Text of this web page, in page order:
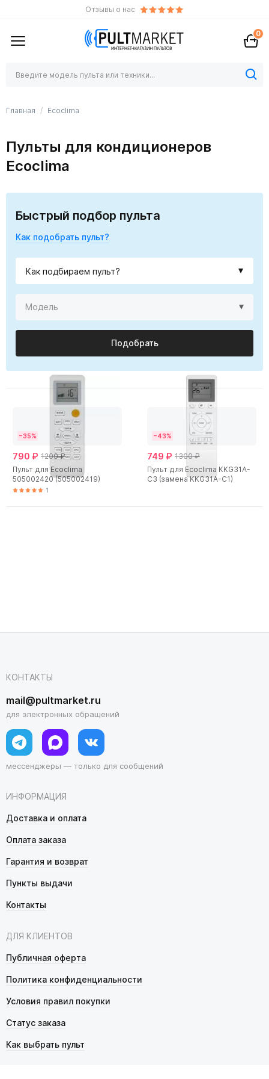
Отзывы о нас
0
Главная Ecoclima
Пульты для кондиционеров
Ecoclima
Быстрый подбор пульта
Как подобрать пульт?
Подобрать
−35%
790 ₽ 1200 ₽
Пульт для Ecoclima
505002420 (505002419)
1
−43%
749 ₽ 1300 ₽
Пульт для Ecoclima KKG31A-
C3 (замена KKG31A-C1)
ИНФОРМАЦИЯ
Доставка и оплата
Оплата заказа
Гарантия и возврат
Пункты выдачи
Контакты
ДЛЯ КЛИЕНТОВ
Публичная оферта
Политика конфиденциальности
Условия правил покупки
Статус заказа
Как выбрать пульт
КОНТАКТЫ
mail@pultmarket.ru
для электронных обращений
мессенджеры — только для сообщений